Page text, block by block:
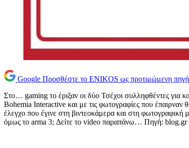
Google Προσθέστε το ENIKOS ως προτιμώμενη
Στο… gaming το έριξαν οι δύο Τσέχοι συλληφθέντες για
Bohemia Interactive και με τις φωτογραφίες που έπαιρναν
έλεγχο που έγινε στη βιντεοκάμερα και στη φωτογραφική
όμως το arma 3; Δείτε το video παραπάνω… Πηγή: blog.gr